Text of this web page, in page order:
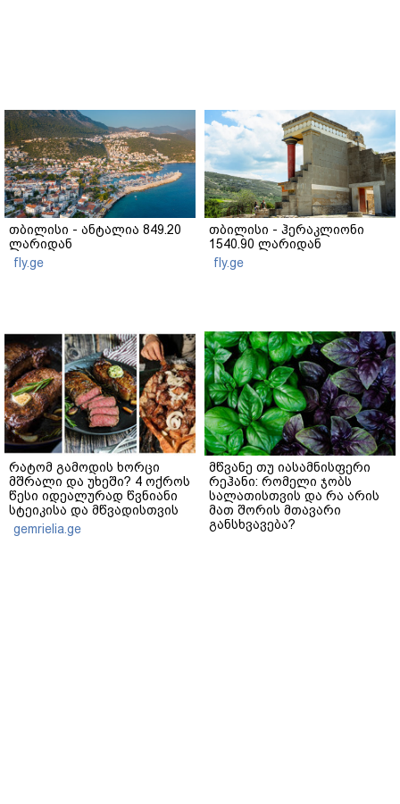
თბილისი - ანტალია 849.20
ლარიდან
fly.ge
თბილისი - ჰერაკლიონი
1540.90 ლარიდან
fly.ge
რატომ გამოდის ხორცი
მშრალი და უხეში? 4 ოქროს
წესი იდეალურად წვნიანი
სტეიკისა და მწვადისთვის
gemrielia.ge
მწვანე თუ იასამნისფერი
რეჰანი: რომელი ჯობს
სალათისთვის და რა არის
მათ შორის მთავარი
განსხვავება?